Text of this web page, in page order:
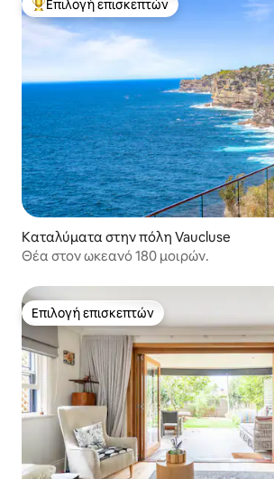
Κορυφαία επιλογή επισκεπτών
Επιλογή επισκεπτών
Καταλύματα στην πόλη Vaucluse
Θέα στον ωκεανό 180 μοιρών.
Επιλογή επισκεπτών
Επιλογή επισκεπτών